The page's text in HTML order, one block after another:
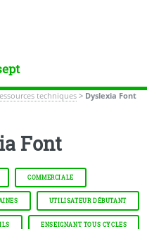
techniques> Dyslexia Font
Font
COMMERCIALE
UTILISATEUR DÉBUTANT
ENSEIGNANT TOUS CYCLES